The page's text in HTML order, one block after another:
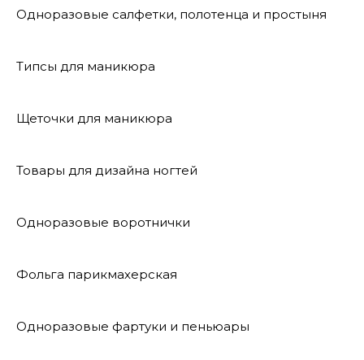
Одноразовые салфетки, полотенца и простыня
Типсы для маникюра
Щеточки для маникюра
Товары для дизайна ногтей
Одноразовые воротнички
Фольга парикмахерская
Одноразовые фартуки и пеньюары